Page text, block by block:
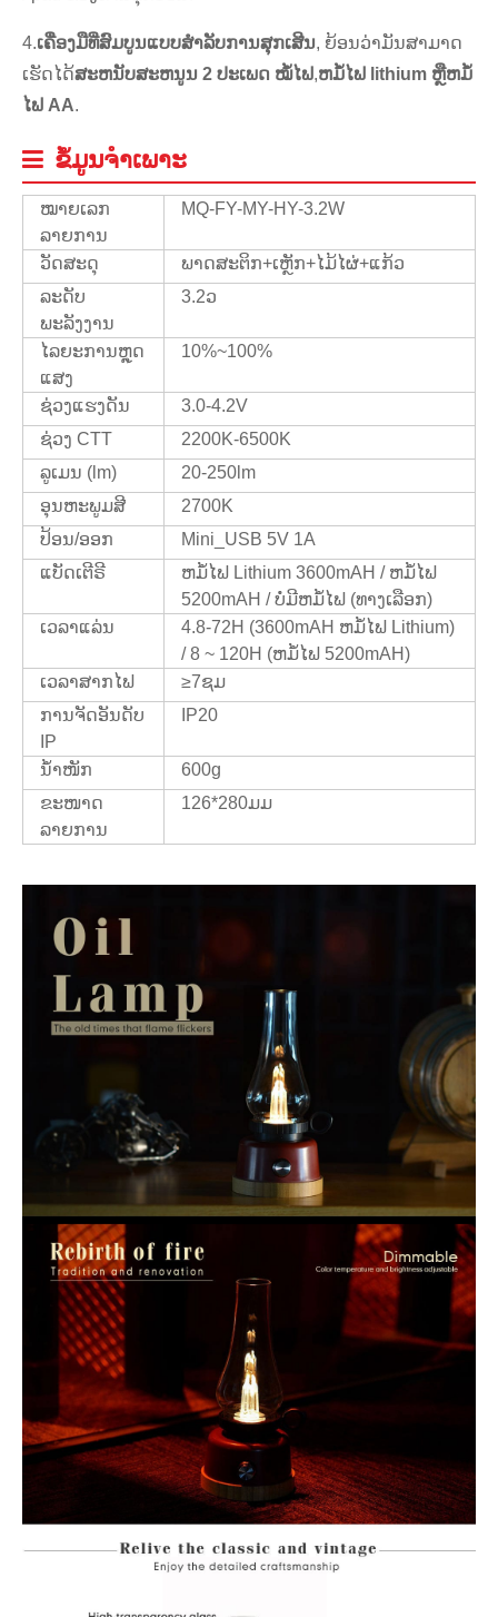
4.ເຄື່ອງມືທີ່ສົມບູນແບບສໍາລັບການສຸກເສີນ, ຍ້ອນວ່າມັນສາມາດ
ເຮັດໄດ້ສະ​ຫນັບ​ສະ​ຫນູນ 2 ປະ​ເພດ​ ໝໍ້ໄຟ,ຫມໍ້ໄຟ lithium ຫຼືຫມໍ້
ໄຟ AA.
ຂໍ້ມູນຈໍາເພາະ
ໝາຍເລກ
ລາຍການ
MQ-FY-MY-HY-3.2W
ວັດສະດຸ
ພາດສະຕິກ+ເຫຼັກ+ໄມ້ໄຜ່+ແກ້ວ
ລະດັບ
ພະລັງງານ
3.2ວ
ໄລຍະການຫຼຸດ
ແສງ
10%~100%
ຊ່ວງແຮງດັນ
3.0-4.2V
ຊ່ວງ CTT
2200K-6500K
ລູເມນ (lm)
20-250lm
ອຸນຫະພູມສີ
2700K
ປ້ອນ/ອອກ
Mini_USB 5V 1A
ແບັດເຕີຣີ
ຫມໍ້ໄຟ Lithium 3600mAH / ຫມໍ້ໄຟ
5200mAH / ບໍ່ມີຫມໍ້ໄຟ (ທາງເລືອກ)
ເວລາແລ່ນ
4.8-72H (3600mAH ຫມໍ້ໄຟ Lithium)
/ 8 ~ 120H (ຫມໍ້ໄຟ 5200mAH)
ເວລາສາກໄຟ
≥7ຊມ
ການຈັດອັນດັບ
IP
IP20
ນ້ຳໜັກ
600g
ຂະໜາດ
ລາຍການ
126*280ມມ